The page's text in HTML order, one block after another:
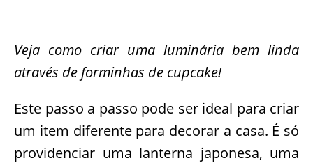
Veja como criar uma luminária bem linda
através de forminhas de cupcake!
Este passo a passo pode ser ideal para criar
um item diferente para decorar a casa. É só
providenciar uma lanterna japonesa, uma